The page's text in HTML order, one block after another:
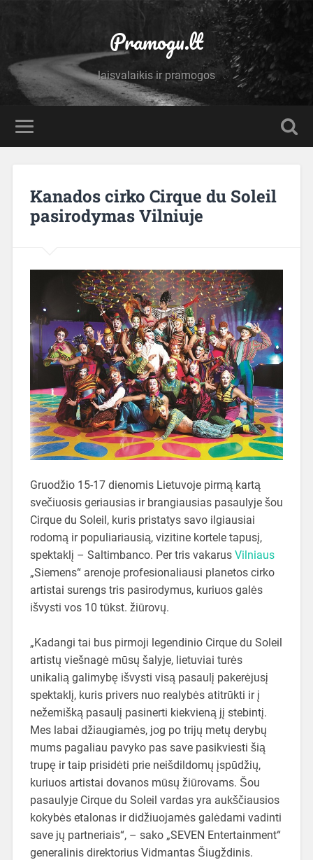
Pramogu.lt
laisvalaikis ir pramogos
Kanados cirko Cirque du Soleil
pasirodymas Vilniuje
Gruodžio 15-17 dienomis Lietuvoje pirmą kartą
svečiuosis geriausias ir brangiausias pasaulyje šou
Cirque du Soleil, kuris pristatys savo ilgiausiai
rodomą ir populiariausią, vizitine kortele tapusį,
spektaklį – Saltimbanco. Per tris vakarus Vilniaus
„Siemens“ arenoje profesionaliausi planetos cirko
artistai surengs tris pasirodymus, kuriuos galės
išvysti vos 10 tūkst. žiūrovų.
„Kadangi tai bus pirmoji legendinio Cirque du Soleil
artistų viešnagė mūsų šalyje, lietuviai turės
unikalią galimybę išvysti visą pasaulį pakerėjusį
spektaklį, kuris privers nuo realybės atitrūkti ir į
nežemišką pasaulį pasinerti kiekvieną jį stebintį.
Mes labai džiaugiamės, jog po trijų metų derybų
mums pagaliau pavyko pas save pasikviesti šią
trupę ir taip prisidėti prie neišdildomų įspūdžių,
kuriuos artistai dovanos mūsų žiūrovams. Šou
pasaulyje Cirque du Soleil vardas yra aukščiausios
kokybės etalonas ir didžiuojamės galėdami vadinti
save jų partneriais“, – sako „SEVEN Entertainment“
generalinis direktorius Vidmantas Šiugždinis.